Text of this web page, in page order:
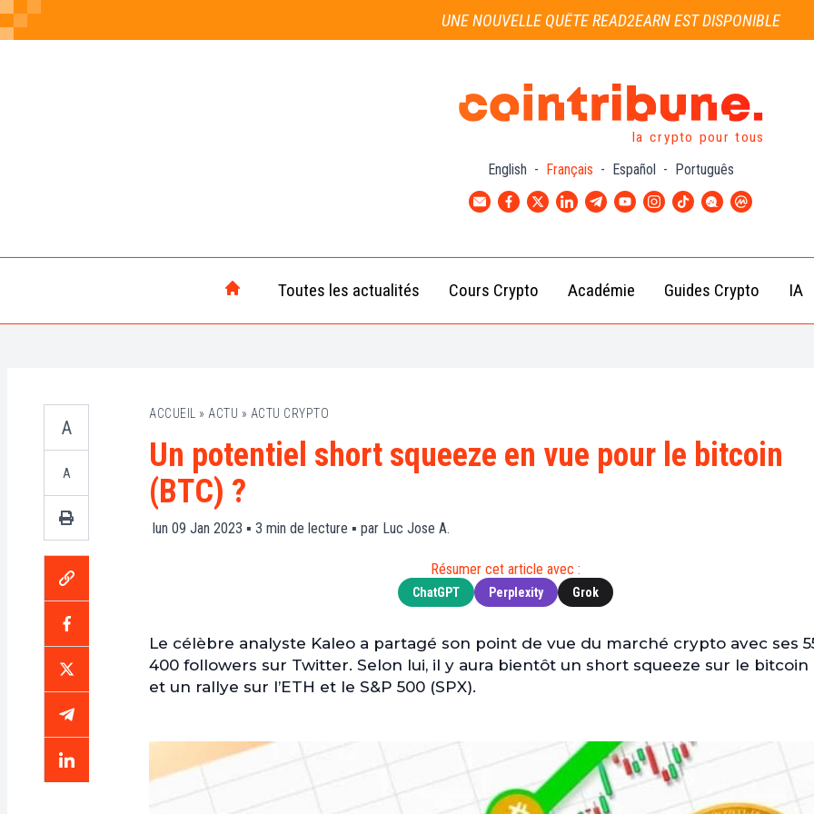
UNE NOUVELLE QUÊTE READ2EARN EST DISPONIBLE
la crypto pour tous
English - Français - Español - Português
Toutes les actualités
Crypto
Actu
Web3
People
Cours Crypto
(BTC)
XRP
(XRP)
Académie
Débutant
Intermédiaire
Guides Crypto IA
A
A
ACCUEIL » ACTU » ACTU CRYPTO
Un potentiel short squeeze en vue pour le bitcoin
(BTC) ?
lun 09 Jan 2023 ▪ 3 min de lecture ▪ par Luc Jose A.
Résumer cet article avec :
ChatGPT Perplexity Grok
Le célèbre analyste Kaleo a partagé son point de vue du marché crypto avec ses
400 followers sur Twitter. Selon lui, il y aura bientôt un short squeeze sur le bitcoin
et un rallye sur l’ETH et le S&P 500 (SPX).